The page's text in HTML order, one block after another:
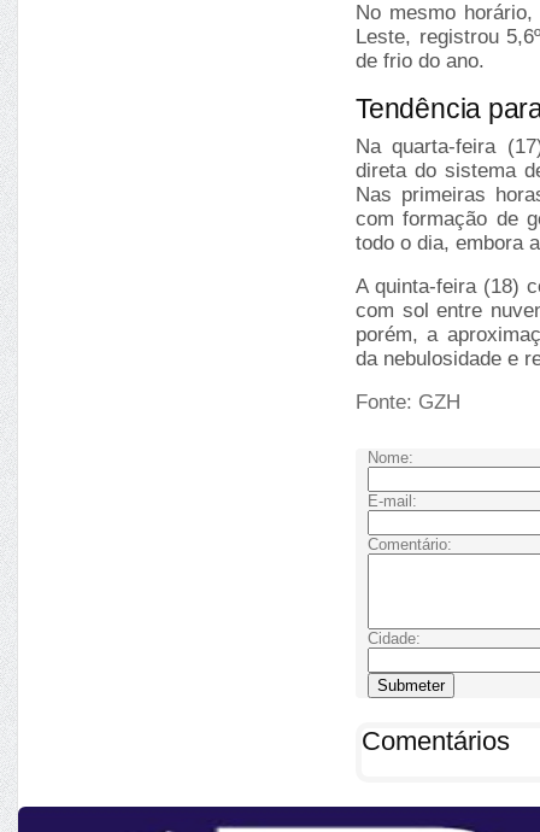
No mesmo
Leste, registrou
de frio do ano.
Tendência
Na quarta-feira
direta do sistema
Nas primeiras
com formação de
todo o dia, embora
A quinta-feira (18)
com sol entre
porém, a
da nebulosidade e
Fonte: GZH
Nome:
E-mail:
Comentário:
Cidade:
Comentários